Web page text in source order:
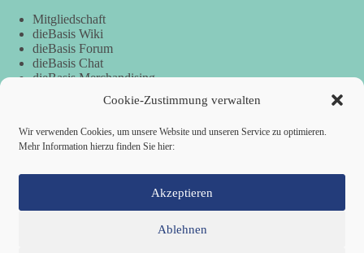
Cookie-Zustimmung verwalten
Wir verwenden Cookies, um unsere Website und unseren Service zu optimieren.
Mehr Information hierzu finden Sie hier:
Akzeptieren
Ablehnen
dieBasis Wahlwerbespot „Irgendetwas stimmt ganz
Mitgliedschaft
dieBasis Wiki
dieBasis Forum
dieBasis Chat
dieBasis Merchandising
Spenden